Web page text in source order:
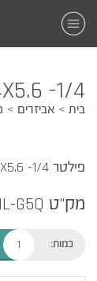
-1/4
בית אביזרים
פילטר Gold Diffusion 4X5.6 -1/4
מק"ט FIL-G5Q
כמות: